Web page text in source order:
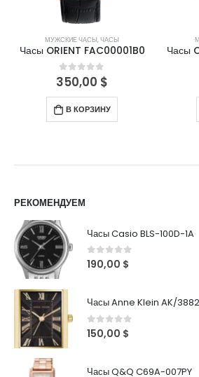
МУЖСКИЕ ЧАСЫ,ЧАСЫ
Часы ORIENT FAC00001B0
0out of 5
350,00 $
В КОРЗИНУ
Часы
РЕКОМЕНДУЕМ
Часы Casio BLS-100D-1A
0out of 5
190,00 $
Часы Anne Klein AK/
0out of 5
150,00 $
Часы Q&Q C69A-007PY